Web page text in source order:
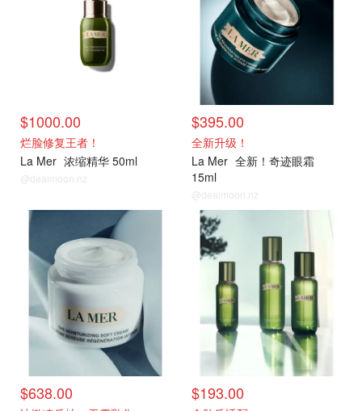
$1000.00
烂脸修复王者！
La Mer 浓缩精华 50ml
@dealmoon.nz
$395.00
全新升级！
La Mer 全新！奇迹眼霜
15ml
@dealmoon.nz
官网
$638.00
官网
$193.00